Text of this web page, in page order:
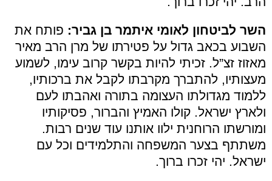
השר לביטחון לאומי איתמר בן גביר: פותח את
השבוע בכאב גדול על פטירתו של מרן הרב מאיר
מאזוז זצ”ל. זכיתי להיות בקשר קרוב עימו, לשמוע
מעצותיו, להתברך מקרבתו לקבל את ברכותיו,
ללמוד מגדולתו העצומה בתורה ואהבתו לעם
ולארץ ישראל. קולו האמיץ והברור, פסיקותיו
ומורשתו הרוחנית ילוו אותנו עוד שנים רבות.
משתתף בצער המשפחה והתלמידים וכל עם
ישראל. יהי זכרו ברוך.